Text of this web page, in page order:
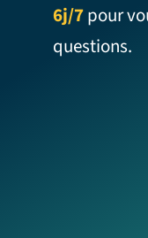
6j/7pour
questions.